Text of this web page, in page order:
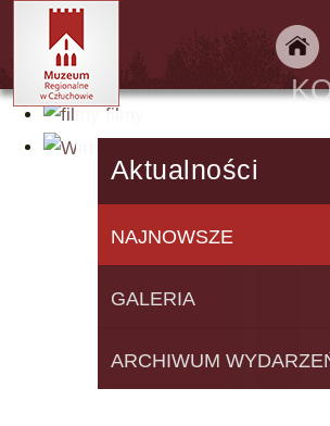
Aktualności
NAJNOWSZE
GALERIA
ARCHIWUM
filmy